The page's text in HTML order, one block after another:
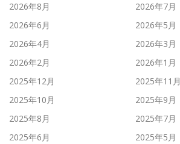
2026年8月
2026年7月
2026年6月
2026年5月
2026年4月
2026年3月
2026年2月
2026年1月
2025年12月
2025年11月
2025年10月
2025年9月
2025年8月
2025年7月
2025年6月
2025年5月